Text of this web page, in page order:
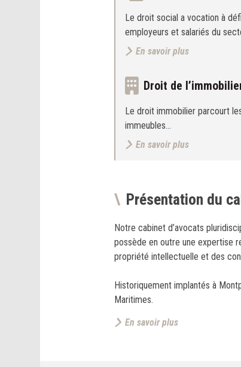
Le droit social a vocation à
employeurs et salariés du
En savoir plus
Droit de
Le droit immobilier parcourt
immeubles…
En savoir plus
Présentation du
Notre cabinet d’avocats
possède en outre une expertise
propriété intellectuelle et des
Historiquement implantés à
Maritimes.
En savoir plus